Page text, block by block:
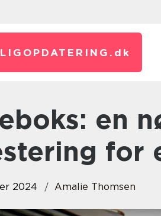
dk
for
2024 Amalie Thomsen